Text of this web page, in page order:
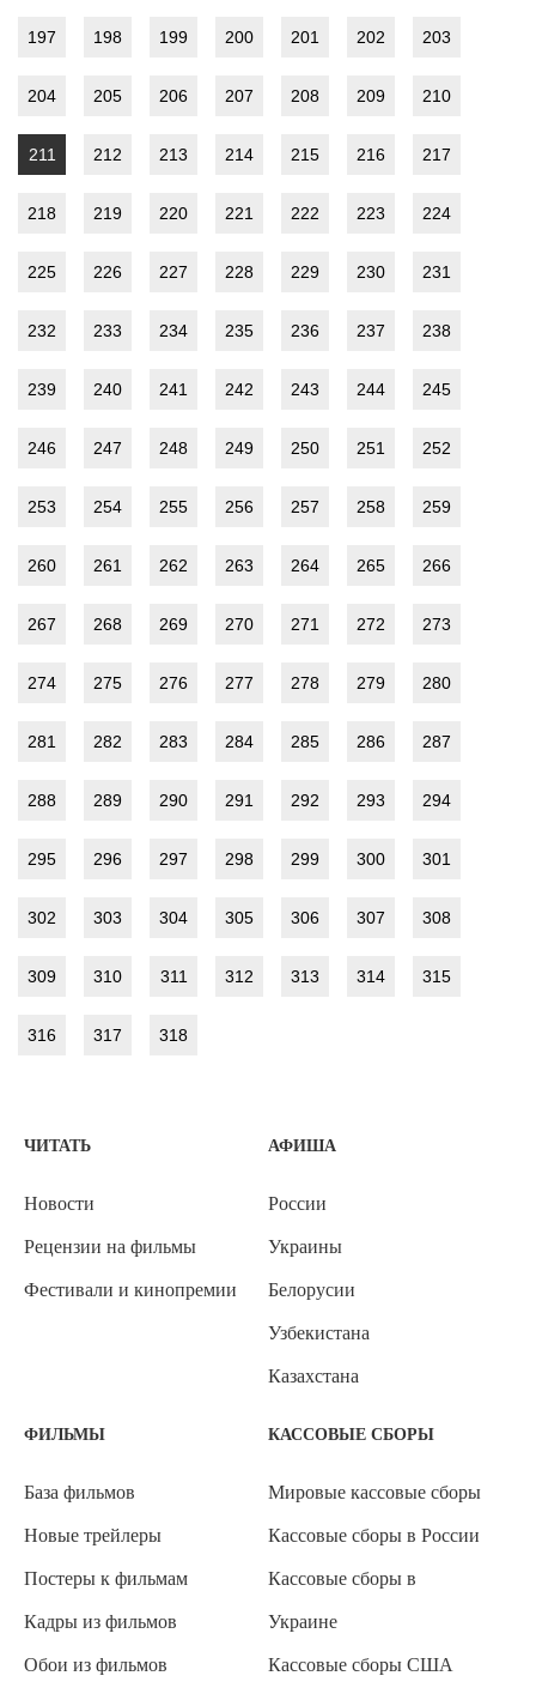
197 198 199 200 201 202 203
204 205 206 207 208 209 210
211 212 213 214 215 216 217
218 219 220 221 222 223 224
225 226 227 228 229 230 231
232 233 234 235 236 237 238
239 240 241 242 243 244 245
246 247 248 249 250 251 252
253 254 255 256 257 258 259
260 261 262 263 264 265 266
267 268 269 270 271 272 273
274 275 276 277 278 279 280
281 282 283 284 285 286 287
288 289 290 291 292 293 294
295 296 297 298 299 300 301
302 303 304 305 306 307 308
309 310 311 312 313 314 315
316 317 318
ЧИТАТЬ
Новости
Рецензии на фильмы
Фестивали и кинопремии
АФИША
России
Украины
Белорусии
Узбекистана
Казахстана
ФИЛЬМЫ
База фильмов
Новые трейлеры
Постеры к фильмам
Кадры из фильмов
Обои из фильмов
КАССОВЫЕ СБОРЫ
Мировые кассовые сборы
Кассовые сборы в России
Кассовые сборы в
Украине
Кассовые сборы США